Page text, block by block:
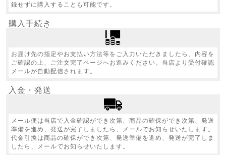
録せずに購入することも可能です。
購入手続き
お届け先の指定やお支払い方法等をご入力いただきましたら、内容を
ご確認の上、ご注文完了ページへお進みください。当店より受付確認
メールが自動配信されます。
入金・発送
メール便は当店で入金確認ができ次第、商品の確保ができ次第、発送
準備を進め、発送が完了しましたら、メールでお知らせいたします。
代金引換は商品の確保ができ次第、発送準備を進め、発送が完了しま
したら、メールでお知らせいたします。